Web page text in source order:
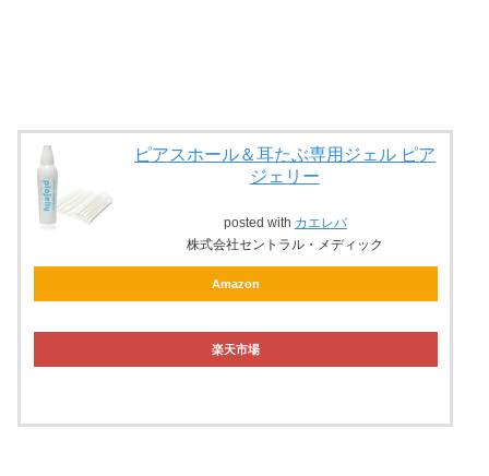
ピアスホール＆耳たぶ専用ジェル ピア
ジェリー
posted with カエレバ
株式会社セントラル・メディック
Amazon
楽天市場